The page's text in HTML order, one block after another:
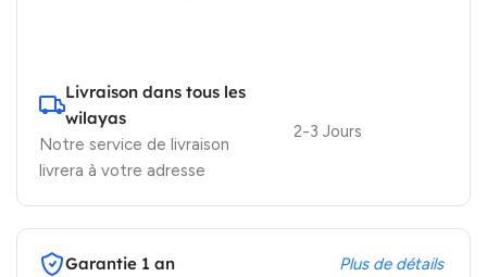
Livraison dans tous les
wilayas
Notre service de livraison
livrera à votre adresse
2-3 Jours
Garantie 1 an Plus de détails